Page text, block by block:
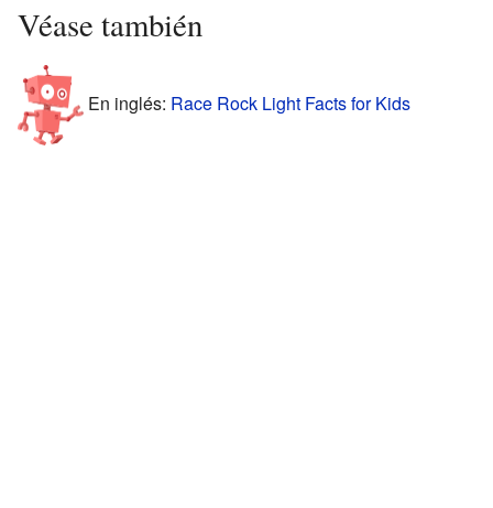
Véase también
En inglés: Race Rock Light Facts for Kids